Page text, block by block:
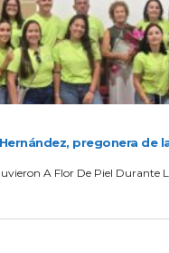
pregonera de
A Flor De Piel Durante